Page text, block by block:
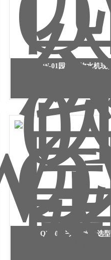
QW-01园林直饮水机现货
QW-02户外饮水台选型